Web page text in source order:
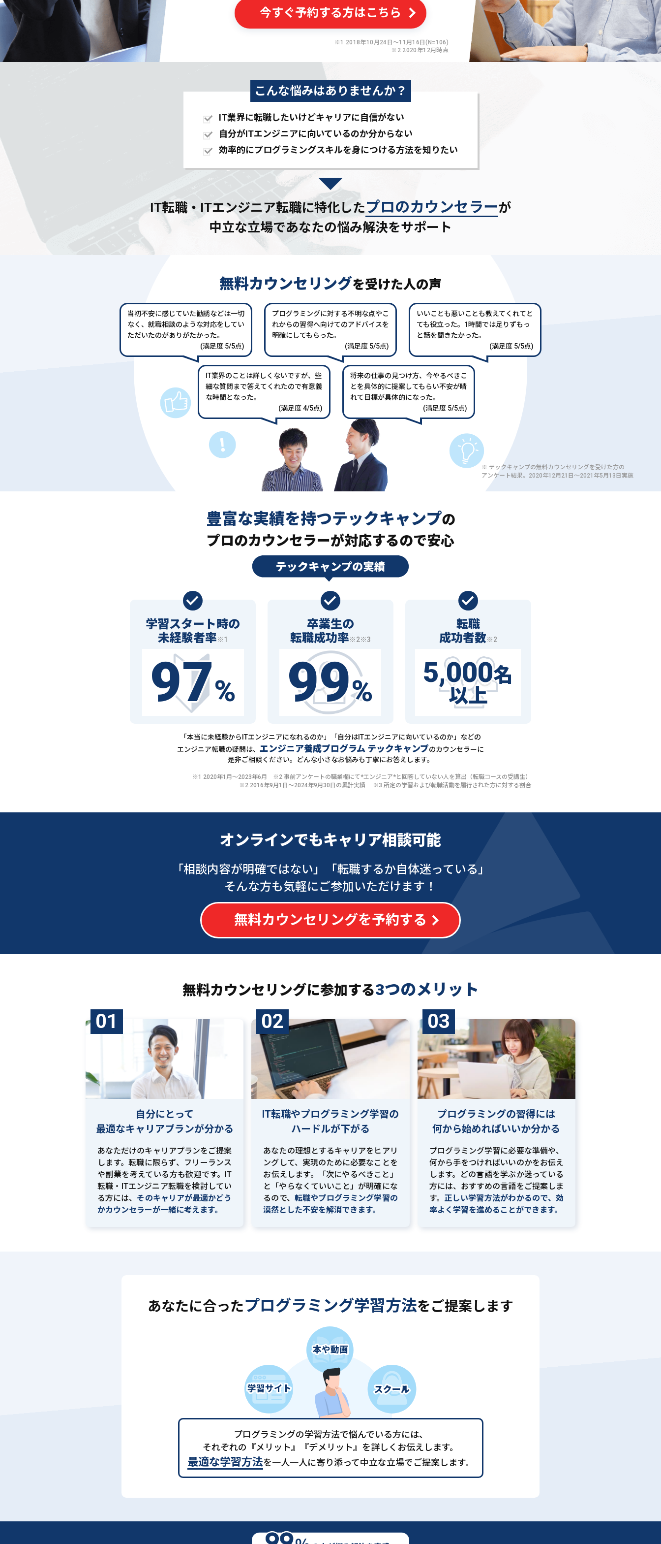
今すぐ予約する方はこちら
※1 2018年10月24日〜11月16日(N=106)
※2 2020年12月時点
こんな悩みはありませんか？
IT業界に転職したいけどキャリアに自信がない
自分がITエンジニアに向いているのか分からない
効率的にプログラミングスキルを身につける方法を知りたい
IT転職・ITエンジニア転職に特化したプロのカウンセラーが
中立な立場であなたの悩み解決をサポート
無料カウンセリングを受けた人の声
当初不安に感じていた勧誘などは一切
なく、就職相談のような対応をしてい
ただいたのがありがたかった。
(満足度 5/5点)
プログラミングに対する不明な点やこ
れからの習得へ向けてのアドバイスを
明確にしてもらった。
(満足度 5/5点)
いいことも悪いことも教えてくれてと
ても役立った。1時間では足りずもっ
と話を聞きたかった。
(満足度 5/5点)
IT業界のことは詳しくないですが、些
細な質問まで答えてくれたので有意義
な時間となった。
(満足度 4/5点)
将来の仕事の見つけ方、今やるべきこ
とを具体的に提案してもらい不安が晴
れて目標が具体的になった。
(満足度 5/5点)
※ テックキャンプの無料カウンセリングを受けた方の
アンケート結果。2020年12月21日〜2021年5月13日実施
豊富な実績を持つテックキャンプの
プロのカウンセラーが対応するので安心
学習スタート時の
未経験者率※1
97%
卒業生の
転職成功率※2※3
99%
転職
成功者数※2
5,000名
以上
「本当に未経験からITエンジニアになれるのか」「自分はITエンジニアに向いているのか」などの
エンジニア転職の疑問は、 エンジニア養成プログラム テックキャンプのカウンセラーに
是非ご相談ください。どんな小さなお悩みも丁寧にお答えします。
※1 2020年1月〜2023年6月 ※2 事前アンケートの職業欄にて*エンジニア*と回答していない人を算出（転職コースの受講生）
※2 2016年9月1日〜2024年9月30日の累計実績 ※3 所定の学習および転職活動を履行された方に対する割合
オンラインでもキャリア相談可能
「相談内容が明確ではない」
「転職するか自体迷っている」
そんな方も気軽にご参加いただけます！
無料カウンセリングを予約する
無料カウンセリングに参加する3つのメリット
01
自分にとって
最適なキャリアプランが分かる
あなただけのキャリアプランをご提案
します。転職に限らず、フリーランス
や副業を考えている方も歓迎です。IT
転職・ITエンジニア転職を検討してい
る方には、 そのキャリアが最適かどう
かカウンセラーが一緒に考えます。
02
IT転職やプログラミング学習の
ハードルが下がる
あなたの理想とするキャリアをヒアリ
ングして、実現のために必要なことを
お伝えします。「次にやるべきこと」
と「やらなくていいこと」が明確にな
るので、 転職やプログラミング学習の
漠然とした不安を解消できます。
03
プログラミングの習得には
何から始めればいいか分かる
プログラミング学習に必要な準備や、
何から手をつければいいのかをお伝え
します。どの言語を学ぶか迷っている
方には、おすすめの言語をご提案しま
す。 正しい学習方法がわかるので、効
率よく学習を進めることができます。
あなたに合ったプログラミング学習方法をご提案します
プログラミングの学習方法で悩んでいる方には、
それぞれの『メリット』『デメリット』を詳しくお伝えします。
最適な学習方法を一人一人に寄り添って中立な立場でご提案します。